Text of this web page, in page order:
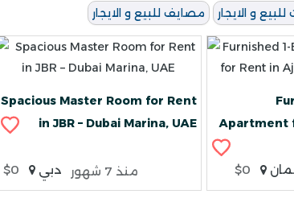
و الايجار مصايف للبيع و الايجار
Spacious Master Room for Rent
in JBR – Dubai Marina, UAE
$0 دبي منذ 7 شهور
Apartment
$0